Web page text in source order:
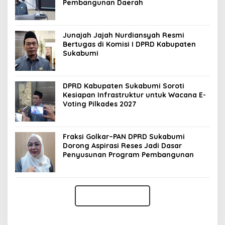
Pembangunan Daerah
Junajah Jajah Nurdiansyah Resmi
Bertugas di Komisi I DPRD Kabupaten
Sukabumi
DPRD Kabupaten Sukabumi Soroti
Kesiapan Infrastruktur untuk Wacana E-
Voting Pilkades 2027
Fraksi Golkar–PAN DPRD Sukabumi
Dorong Aspirasi Reses Jadi Dasar
Penyusunan Program Pembangunan